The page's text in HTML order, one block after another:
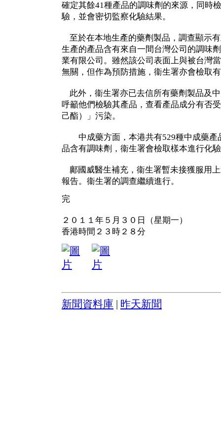
確定其餘41種產品的調味劑的來源，同時
驗，並會密切監察化驗結果。
至於在本地生產的藥劑製品，調查顯示
生產的產品含有來自一間台灣公司的調味
業有限公司。雖然該公司表面上與被台灣
無關，但作為預防措施，衞生署亦會檢取
此外，衞生署亦已去信所有藥劑製品及
呼籲他們檢驗其產品，查看產品成分有否
己酯）」污染。
中成藥方面，本港共有529種中成藥產
品含有調味劑，衞生署會檢取樣本進行化
鄺國威醫生補充，衞生署暫未接獲服用
報告。衞生署的調查繼續進行。
完
２０１１年５月３０日（星期一）
香港時間２３時２８分
新聞資料庫 昨天新聞